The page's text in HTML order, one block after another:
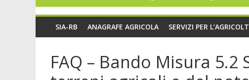
SIA-RB ANAGRAFE AGRICOLA SERVIZI PER
FAQ – Bando Misura